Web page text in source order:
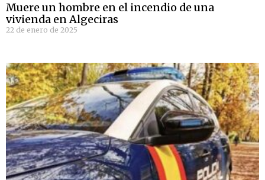
Muere un hombre en el incendio de una
vivienda en Algeciras
22 de enero de 2025